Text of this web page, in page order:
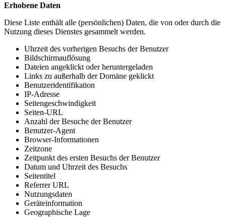
Erhobene Daten
Diese Liste enthält alle (persönlichen) Daten, die von oder durch die
Nutzung dieses Dienstes gesammelt werden.
Uhrzeit des vorherigen Besuchs der Benutzer
Bildschirmauflösung
Dateien angeklickt oder heruntergeladen
Links zu außerhalb der Domäne geklickt
Benutzeridentifikation
IP-Adresse
Seitengeschwindigkeit
Seiten-URL
Anzahl der Besuche der Benutzer
Benutzer-Agent
Browser-Informationen
Zeitzone
Zeitpunkt des ersten Besuchs der Benutzer
Datum und Uhrzeit des Besuchs
Seitentitel
Referrer URL
Nutzungsdaten
Geräteinformation
Geographische Lage